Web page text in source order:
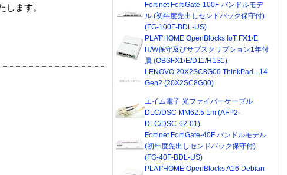
ます。
Fortinet FortiGate-100F バンドルモデ
ル (初年度先出しセンドバック保守付)
(FG-100F-BDL-US)
PLAT'HOME OpenBlocks IoT FX1/E
H/W保守及びサブスクリプション1年付
属 (OBSFX1/E/D11/H1S1)
LENOVO 20X2SC8G00 ThinkPad L14
Gen2 (20X2SC8G00)
エイム電子 光ファイバーケーブル
DLC/DSC MM62.5 1m (AFP2-
DLC/DSC-62-01)
Fortinet FortiGate-40F バンドルモデル
(初年度先出しセンドバック保守付)
(FG-40F-BDL-US)
PLAT'HOME OpenBlocks A16 Debian